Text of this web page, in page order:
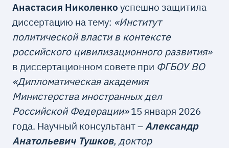
Анастасия Николенко успешно защитила
диссертацию на тему: «Институт
политической власти в контексте
российского цивилизационного развития»
в диссертационном совете при ФГБОУ ВО
«Дипломатическая академия
Министерства иностранных дел
Российской Федерации»15 января 2026
года. Научный консультант –Александр
Анатольевич Тушков, доктор